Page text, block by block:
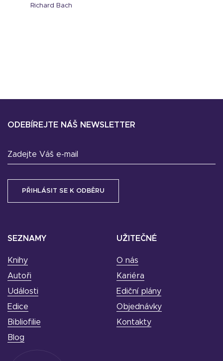
Richard Bach
SEZNAMY
Knihy
Autoři
Události
Edice
Bibliofilie
Blog
UŽITEČNÉ
O nás
Kariéra
Ediční plány
Objednávky
Kontakty
ODEBÍREJTE NÁŠ NEWSLETTER
Zadejte Váš e-mail